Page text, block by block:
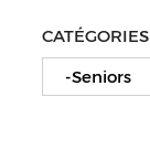
CATÉGORIES
-Seniors